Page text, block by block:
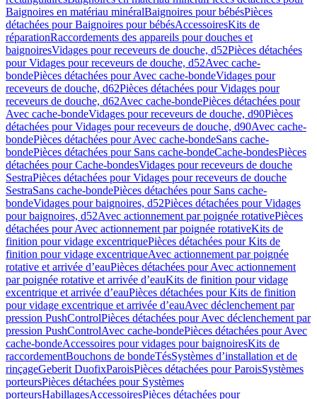
Baignoires en matériau minéralBaignoires pour bébésPièces
détachées pour Baignoires pour bébésAccessoiresKits de
réparationRaccordements des appareils pour douches et
baignoiresVidages pour receveurs de douche, d52Pièces détachées
pour Vidages pour receveurs de douche, d52Avec cache-
bondePièces détachées pour Avec cache-bondeVidages pour
receveurs de douche, d62Pièces détachées pour Vidages pour
receveurs de douche, d62Avec cache-bondePièces détachées pour
Avec cache-bondeVidages pour receveurs de douche, d90Pièces
détachées pour Vidages pour receveurs de douche, d90Avec cache-
bondePièces détachées pour Avec cache-bondeSans cache-
bondePièces détachées pour Sans cache-bondeCache-bondesPièces
détachées pour Cache-bondesVidages pour receveurs de douche
SestraPièces détachées pour Vidages pour receveurs de douche
SestraSans cache-bondePièces détachées pour Sans cache-
bondeVidages pour baignoires, d52Pièces détachées pour Vidages
pour baignoires, d52Avec actionnement par poignée rotativePièces
détachées pour Avec actionnement par poignée rotativeKits de
finition pour vidage excentriquePièces détachées pour Kits de
finition pour vidage excentriqueAvec actionnement par poignée
rotative et arrivée d’eauPièces détachées pour Avec actionnement
par poignée rotative et arrivée d’eauKits de finition pour vidage
excentrique et arrivée d’eauPièces détachées pour Kits de finition
pour vidage excentrique et arrivée d’eauAvec déclenchement par
pression PushControlPièces détachées pour Avec déclenchement par
pression PushControlAvec cache-bondePièces détachées pour Avec
cache-bondeAccessoires pour vidages pour baignoiresKits de
raccordementBouchons de bondeTésSystèmes d’installation et de
rinçageGeberit DuofixParoisPièces détachées pour ParoisSystèmes
porteursPièces détachées pour Systèmes
porteursHabillagesAccessoiresPièces détachées pour